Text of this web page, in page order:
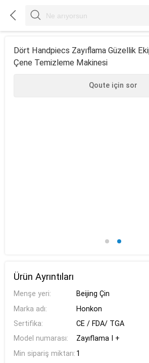
 
Dört Handpiecs Zayıflama Güzellik
Çene Temizleme Makinesi
Qoute için sor
Ürün Ayrıntıları
Menşe yeri:
Beijing Çin
Marka adı:
Honkon
Sertifika:
CE / FDA/ TGA
Model numarası:
Zayıflama I +
Min sipariş miktarı: 1